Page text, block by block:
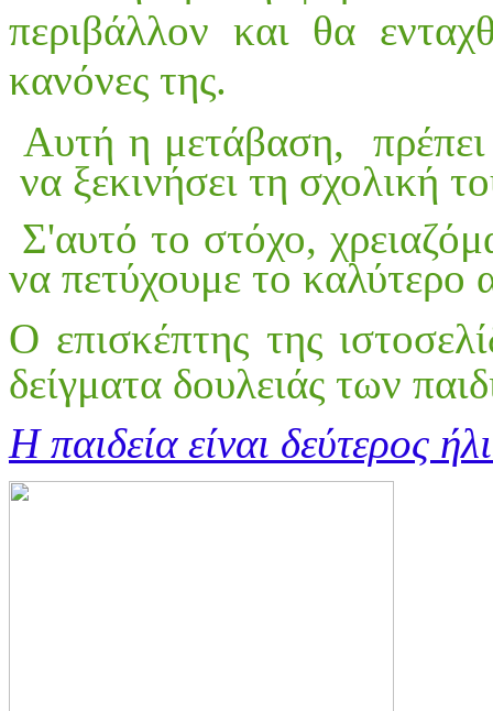
περιβάλλον και θα
κανόνες της.
Αυτή η μετάβαση, πρέπει
να ξεκινήσει τη σχολική
Σ'αυτό το στόχο,
να πετύχουμε το καλύτερο
Ο επισκέπτης της
δείγματα δουλειάς των
Η παιδεία είναι δεύτερος